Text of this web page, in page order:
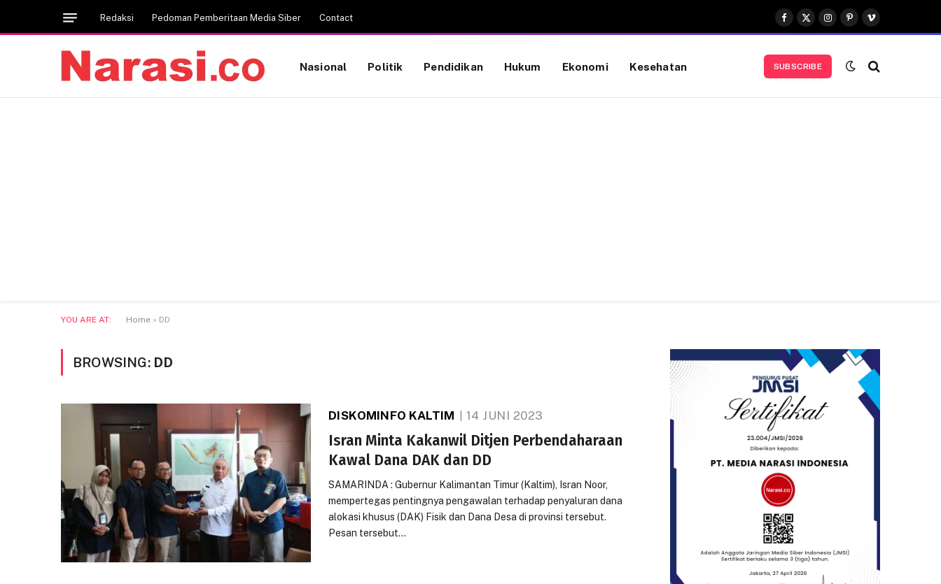
Redaksi Pedoman Pemberitaan Media Siber Contact
Facebook
X
(Twitter)
Instagram
Pinterest
Vimeo
Nasional Politik Pendidikan Hukum Ekonomi Kesehatan SUBSCRIBE
YOU ARE AT: Home » DD
BROWSING: DD
DISKOMINFO KALTIM 14 JUNI 2023
Isran Minta Kakanwil Ditjen Perbendaharaan
Kawal Dana DAK dan DD
SAMARINDA : Gubernur Kalimantan Timur (Kaltim), Isran Noor,
mempertegas pentingnya pengawalan terhadap penyaluran dana
alokasi khusus (DAK) Fisik dan Dana Desa di provinsi tersebut.
Pesan tersebut…